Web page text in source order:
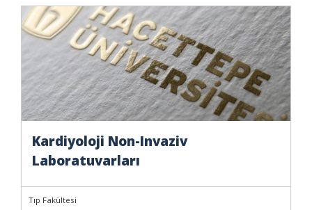
Kardiyoloji Non-Invaziv
Laboratuvarları
Tıp Fakültesi